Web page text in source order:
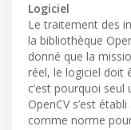
Logiciel
Le traitement des
la bibliothèque
donné que la
réel, le logiciel doit
c’est pourquoi
OpenCV s’est
comme norme